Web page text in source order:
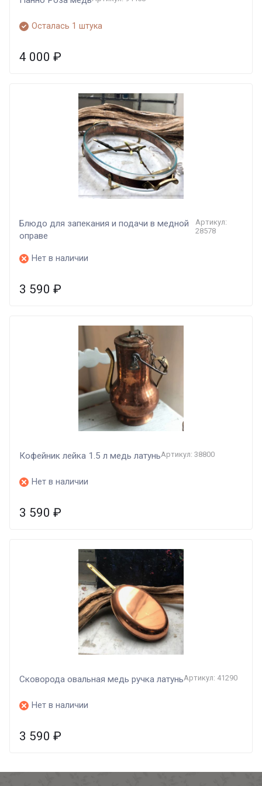
Осталась 1 штука
4 000 ₽
Блюдо для запекания и подачи в медной
оправе
Артикул:
28578
Нет в наличии
3 590 ₽
Кофейник лейка 1.5 л медь латуньАртикул: 38800
Нет в наличии
3 590 ₽
Сковорода овальная медь ручка латуньАртикул: 41290
Нет в наличии
3 590 ₽